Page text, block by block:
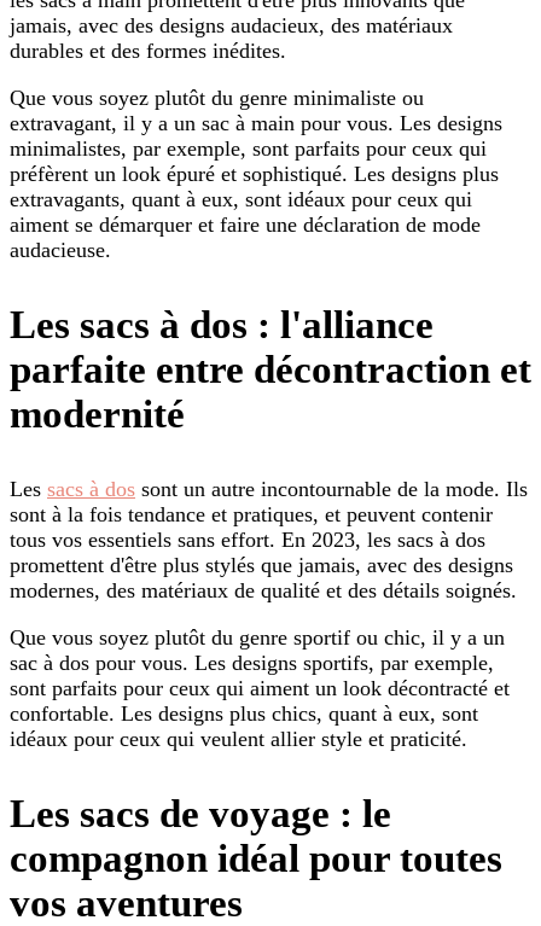
jamais, avec des designs audacieux, des matériaux
durables et des formes inédites.
Que vous soyez plutôt du genre minimaliste ou
extravagant, il y a un sac à main pour vous. Les designs
minimalistes, par exemple, sont parfaits pour ceux qui
préfèrent un look épuré et sophistiqué. Les designs plus
extravagants, quant à eux, sont idéaux pour ceux qui
aiment se démarquer et faire une déclaration de mode
audacieuse.
Les sacs à dos : l'alliance
parfaite entre décontraction et
modernité
Les sacs à dos sont un autre incontournable de la mode. Ils
sont à la fois tendance et pratiques, et peuvent contenir
tous vos essentiels sans effort. En 2023, les sacs à dos
promettent d'être plus stylés que jamais, avec des designs
modernes, des matériaux de qualité et des détails soignés.
Que vous soyez plutôt du genre sportif ou chic, il y a un
sac à dos pour vous. Les designs sportifs, par exemple,
sont parfaits pour ceux qui aiment un look décontracté et
confortable. Les designs plus chics, quant à eux, sont
idéaux pour ceux qui veulent allier style et praticité.
Les sacs de voyage : le
compagnon idéal pour toutes
vos aventures